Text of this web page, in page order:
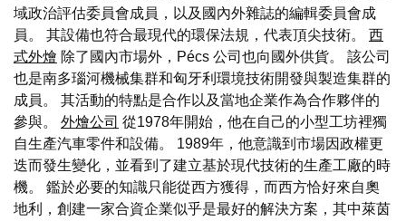
域政治評估委員會成員，以及國內外雜誌的編輯委員會成
員。 其設備也符合最現代的環保法規，代表頂尖技術。 西
式外燴 除了國內市場外，Pécs 公司也向國外供貨。 該公司
也是南多瑙河機械集群和匈牙利環境技術開發與製造集群的
成員。 其活動的特點是合作以及當地企業作為合作夥伴的
參與。 外燴公司 從1978年開始，他在自己的小型工坊裡獨
自生產汽車零件和設備。 1989年，他意識到市場因政權更
迭而發生變化，並看到了建立基於現代技術的生產工廠的時
機。 鑑於必要的知識只能從西方獲得，而西方恰好來自奧
地利，創建一家合資企業似乎是最好的解決方案，其中萊茵